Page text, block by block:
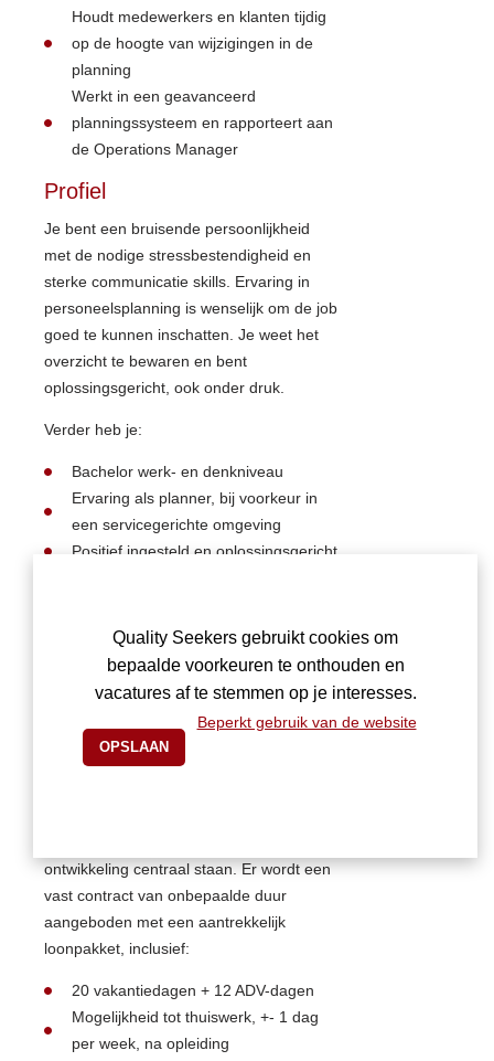
Houdt medewerkers en klanten tijdig
op de hoogte van wijzigingen in de
planning
Werkt in een geavanceerd
planningssysteem en rapporteert aan
de Operations Manager
Profiel
Je bent een bruisende persoonlijkheid
met de nodige stressbestendigheid en
sterke communicatie skills. Ervaring in
personeelsplanning is wenselijk om de job
goed te kunnen inschatten. Je weet het
overzicht te bewaren en bent
oplossingsgericht, ook onder druk.
Verder heb je:
Bachelor werk- en denkniveau
Ervaring als planner, bij voorkeur in
een servicegerichte omgeving
Positief ingesteld en oplossingsgericht
Een flexibele instelling
Goede kennis van Nederlands, noties
van Frans zijn handig
werkhouding
ontwikkeling centraal staan. Er wordt een
vast contract van onbepaalde duur
aangeboden met een aantrekkelijk
loonpakket, inclusief:
20 vakantiedagen + 12 ADV-dagen
Mogelijkheid tot thuiswerk, +- 1 dag
per week, na opleiding
Quality Seekers gebruikt cookies om
bepaalde voorkeuren te onthouden en
vacatures af te stemmen op je interesses.
Beperkt gebruik van de website